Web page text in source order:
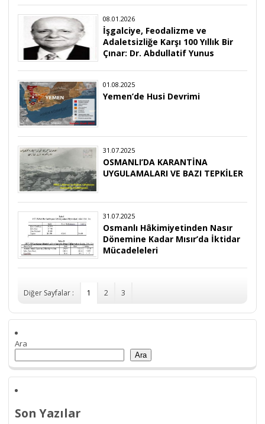
08.01.2026
İşgalciye, Feodalizme ve
Adaletsizliğe Karşı 100 Yıllık Bir
Çınar: Dr. Abdullatif Yunus
01.08.2025
Yemen’de Husi Devrimi
31.07.2025
OSMANLI’DA KARANTİNA
UYGULAMALARI VE BAZI TEPKİLER
31.07.2025
Osmanlı Hâkimiyetinden Nasır
Dönemine Kadar Mısır’da İktidar
Mücadeleleri
Diğer Sayfalar : 1 2 3
Ara
Ara
Son Yazılar